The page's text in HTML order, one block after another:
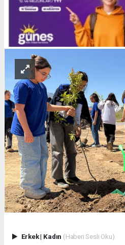
Erkek| Kadın (Haberi Sesli Oku)